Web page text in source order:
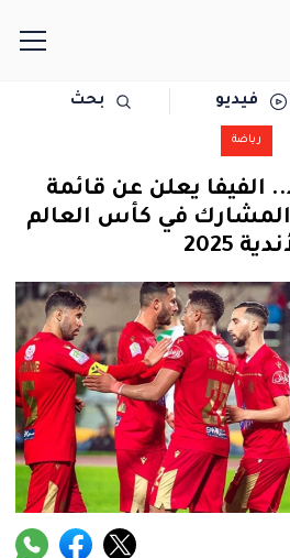
فيديو بحث
رياضة
الفيفا يعلن عن قائمة
المشارك في كأس العالم
2025